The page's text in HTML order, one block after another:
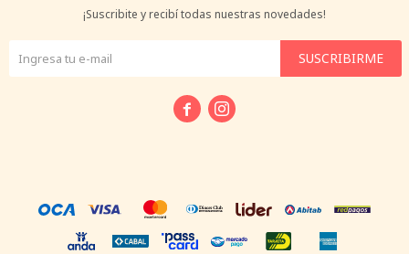
¡Suscribite y recibí todas nuestras novedades!
SUSCRIBIRME
 